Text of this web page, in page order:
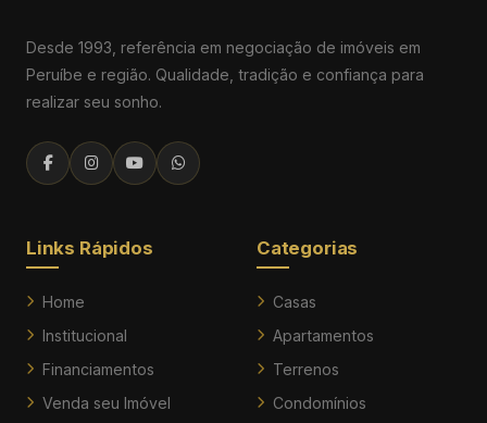
Desde 1993, referência em negociação de imóveis em
Peruíbe e região. Qualidade, tradição e confiança para
realizar seu sonho.
Links Rápidos
Home
Institucional
Financiamentos
Venda seu Imóvel
Categorias
Casas
Apartamentos
Terrenos
Condomínios